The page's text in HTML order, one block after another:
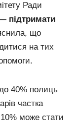
Ради
— підтримати
що
на тих
40% полиць
частка
може стати